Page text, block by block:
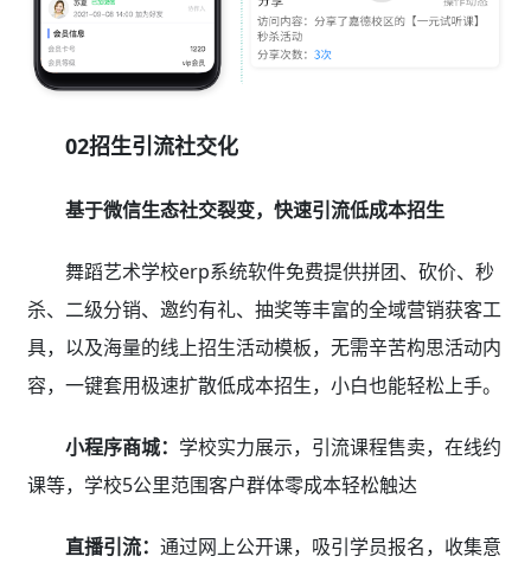
02招生引流社交化
基于微信生态社交裂变，快速引流低成本招生
舞蹈艺术学校erp系统软件免费提供拼团、砍价、秒
杀、二级分销、邀约有礼、抽奖等丰富的全域营销获客工
具，以及海量的线上招生活动模板，无需辛苦构思活动内
容，一键套用极速扩散低成本招生，小白也能轻松上手。
小程序商城： 学校实力展示，引流课程售卖，在线约
课等，学校5公里范围客户群体零成本轻松触达
直播引流： 通过网上公开课，吸引学员报名，收集意